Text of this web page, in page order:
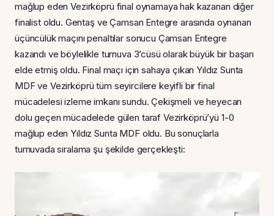
mağlup eden Vezirköprü final oynamaya hak kazanan diğer
finalist oldu. Gentaş ve Çamsan Entegre arasında oynanan
üçüncülük maçını penaltılar sonucu Çamsan Entegre
kazandı ve böylelikle turnuva 3’cüsü olarak büyük bir başarı
elde etmiş oldu. Final maçı için sahaya çıkan Yıldız Sunta
MDF ve Vezirköprü tüm seyircilere keyifli bir final
mücadelesi izleme imkanı sundu. Çekişmeli ve heyecan
dolu geçen mücadelede gülen taraf Vezirköprü’yü 1-0
mağlup eden Yıldız Sunta MDF oldu. Bu sonuçlarla
turnuvada sıralama şu şekilde gerçekleşti: